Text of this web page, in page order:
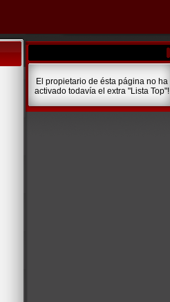
El propietario de ésta página no ha
activado todavía el extra "Lista Top"!